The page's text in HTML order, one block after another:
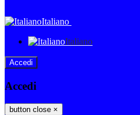
Italiano
Italiano
Accedi
Accedi
button close ×